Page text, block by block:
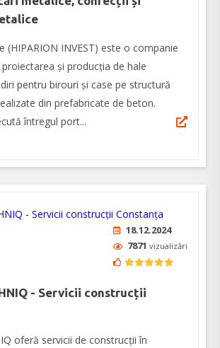
(HIPARION INVEST) este o companie
şi producţia de hale
pentru birouri și case pe structură
din prefabricate de beton.
întregul port...
18.12.2024
7871 vizualizări
- Servicii construcții
oferă servicii de construcții în